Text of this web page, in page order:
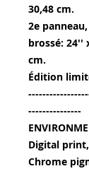
30,48 cm.
2e
brossé: 24''
cm.
Édition
---------------
Digital
Chrome